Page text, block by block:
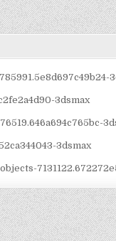
3dsmax
3dsmax